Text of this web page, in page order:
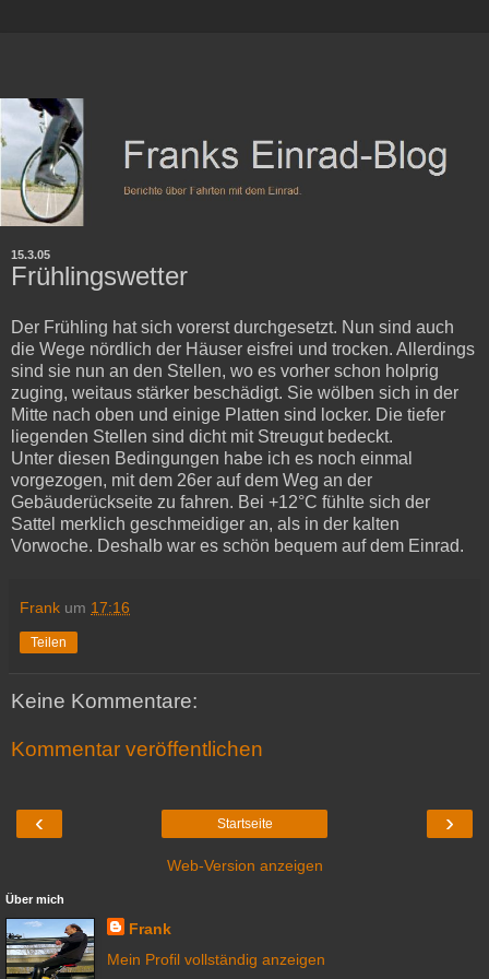
15.3.05
Frühlingswetter
Der Frühling hat sich vorerst durchgesetzt. Nun sind auch
die Wege nördlich der Häuser eisfrei und trocken. Allerdings
sind sie nun an den Stellen, wo es vorher schon holprig
zuging, weitaus stärker beschädigt. Sie wölben sich in der
Mitte nach oben und einige Platten sind locker. Die tiefer
liegenden Stellen sind dicht mit Streugut bedeckt.
Unter diesen Bedingungen habe ich es noch einmal
vorgezogen, mit dem 26er auf dem Weg an der
Gebäuderückseite zu fahren. Bei +12°C fühlte sich der
Sattel merklich geschmeidiger an, als in der kalten
Vorwoche. Deshalb war es schön bequem auf dem Einrad.
Frank um 17:16
Teilen
Keine Kommentare:
Kommentar veröffentlichen
‹ ›
Startseite
Web-Version anzeigen
Über mich
Frank
Mein Profil vollständig anzeigen